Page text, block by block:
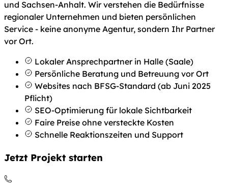
und Sachsen-Anhalt. Wir verstehen die Bedürfnisse
regionaler Unternehmen und bieten persönlichen
Service - keine anonyme Agentur, sondern Ihr Partner
vor Ort.
Lokaler Ansprechpartner in Halle (Saale)
Persönliche Beratung und Betreuung vor Ort
Websites nach BFSG-Standard (ab Juni 2025
Pflicht)
SEO-Optimierung für lokale Sichtbarkeit
Faire Preise ohne versteckte Kosten
Schnelle Reaktionszeiten und Support
Jetzt Projekt starten